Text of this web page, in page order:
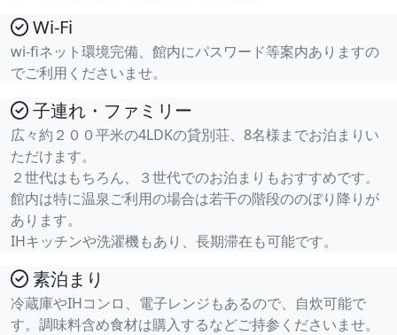
Wi-Fi
wi-fiネット環境完備、館内にパスワード等案内ありますの
でご利用くださいませ。
子連れ・ファミリー
広々約２００平米の4LDKの貸別荘、8名様までお泊まりい
ただけます。
２世代はもちろん、３世代でのお泊まりもおすすめです。
館内は特に温泉ご利用の場合は若干の階段ののぼり降りが
あります。
IHキッチンや洗濯機もあり、長期滞在も可能です。
素泊まり
冷蔵庫やIHコンロ、電子レンジもあるので、自炊可能で
す。調味料含め食材は購入するなどご持参くださいませ。